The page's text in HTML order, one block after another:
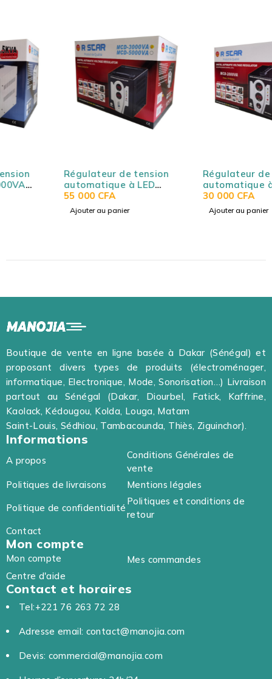
Régulateur de tension
automatique à LED
3000VA, contrôle par
microprocesseur - R SCAR
Ajouter au panier
Régulateur de tension
automatique à LED
2000VA /2.0KVA, contrôle
par microprocesseur - R
SCAR MCD-2000VA
Ajouter au panier
Boutique de vente en ligne basée à Dakar (Sénégal) et
proposant divers types de produits (électroménager,
informatique, Electronique, Mode, Sonorisation…) Livraison
partout au Sénégal (Dakar, Diourbel, Fatick, Kaffrine,
Kaolack, Kédougou, Kolda, Louga, Matam
Saint-Louis, Sédhiou, Tambacounda, Thiès, Ziguinchor).
Informations
A propos
Conditions Générales de
vente
Politiques de livraisons
Mentions légales
Politique de confidentialité
Politiques et conditions de
retour
Contact
Mon compte
Mon compte
Mes commandes
Centre d'aide
Contact et horaires
Tel:+221 76 263 72 28
Adresse email: contact@manojia.com
Devis: commercial@manojia.com